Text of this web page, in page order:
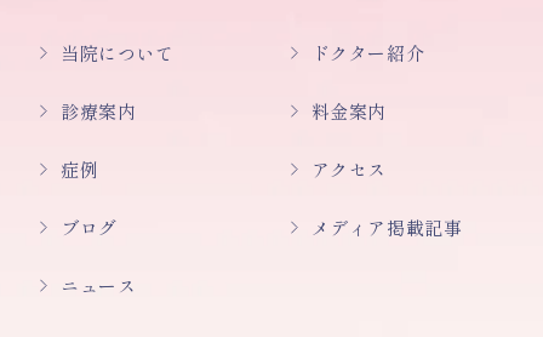
当院について ドクター紹介
診療案内 料金案内
症例 アクセス
ブログ メディア掲載記事
ニュース